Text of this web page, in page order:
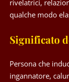
rivelatrici,
qualche modo
Significato
Persona che
ingannatore,